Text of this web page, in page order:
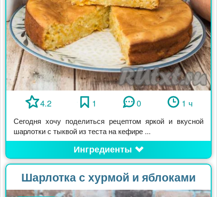
4.2 1 0 1 ч
Сегодня хочу поделиться рецептом яркой и вкусной
шарлотки с тыквой из теста на кефире ...
Ингредиенты
Шарлотка с хурмой и яблоками